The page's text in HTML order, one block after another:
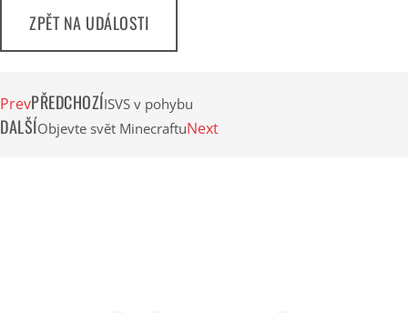
ZPĚT NA UDÁLOSTI
PrevPŘEDCHOZÍISVS v pohybu
DALŠÍObjevte svět MinecraftuNext